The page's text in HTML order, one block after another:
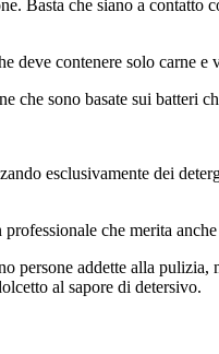
Basta che siano a contatto
deve contenere solo carne e
che sono basate sui batteri
esclusivamente dei
che merita anche
persone addette alla pulizia,
al sapore di detersivo.